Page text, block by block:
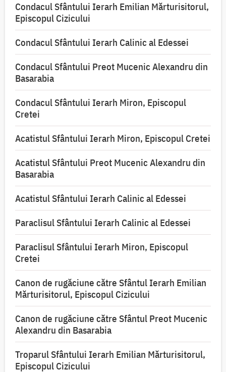
Condacul Sfântului Ierarh Emilian Mărturisitorul,
Episcopul Cizicului
Condacul Sfântului Ierarh Calinic al Edessei
Condacul Sfântului Preot Mucenic Alexandru din
Basarabia
Condacul Sfântului Ierarh Miron, Episcopul
Cretei
Acatistul Sfântului Ierarh Miron, Episcopul Cretei
Acatistul Sfântului Preot Mucenic Alexandru din
Basarabia
Acatistul Sfântului Ierarh Calinic al Edessei
Paraclisul Sfântului Ierarh Calinic al Edessei
Paraclisul Sfântului Ierarh Miron, Episcopul
Cretei
Canon de rugăciune către Sfântul Ierarh Emilian
Mărturisitorul, Episcopul Cizicului
Canon de rugăciune către Sfântul Preot Mucenic
Alexandru din Basarabia
Troparul Sfântului Ierarh Emilian Mărturisitorul,
Episcopul Cizicului